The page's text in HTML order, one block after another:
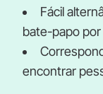
Fácil
bate-papo
encontrar